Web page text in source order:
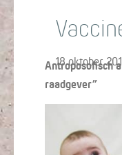
18 oktober
Antroposofisch
raadgever”